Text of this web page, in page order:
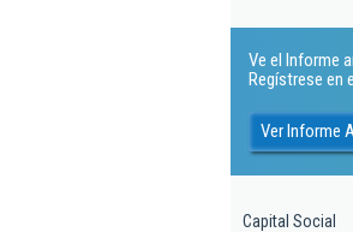
Ve el Informe
Regístrese en
Ver Informe
Capital Social